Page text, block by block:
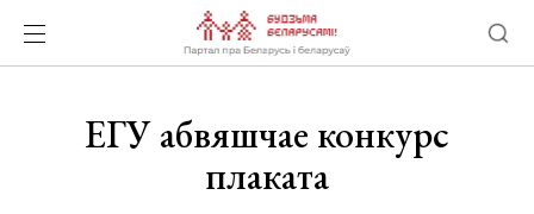
ЕГУ абвяшчае конкурс
плаката